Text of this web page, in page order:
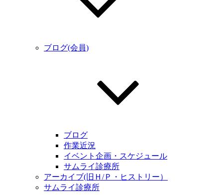
ブログ(会員)
ブログ
作業近況
イベント企画・スケジュール
サムライ診療所
アーカイブ(旧Ｈ/Ｐ・ヒストリー）
サムライ診療所